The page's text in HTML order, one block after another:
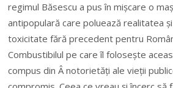
regimul Băsescu a pus în mișcare o
antipopulară care poluează realitatea
toxicitate fără precedent pentru
Combustibilul pe care îl folosește
compus din Â notorietăți ale vieții